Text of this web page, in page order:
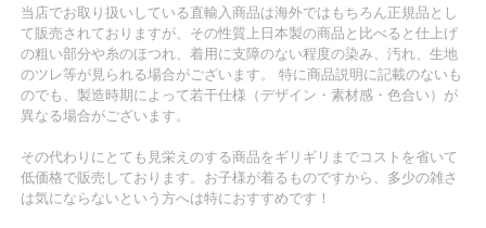
当店でお取り扱いしている直輸入商品は海外ではもちろん正規品とし
て販売されておりますが、その性質上日本製の商品と比べると仕上げ
の粗い部分や糸のほつれ、着用に支障のない程度の染み、汚れ、生地
のツレ等が見られる場合がございます。 特に商品説明に記載のないも
のでも、製造時期によって若干仕様（デザイン・素材感・色合い）が
異なる場合がございます。
その代わりにとても見栄えのする商品をギリギリまでコストを省いて
低価格で販売しております。お子様が着るものですから、多少の雑さ
は気にならないという方へは特におすすめです！